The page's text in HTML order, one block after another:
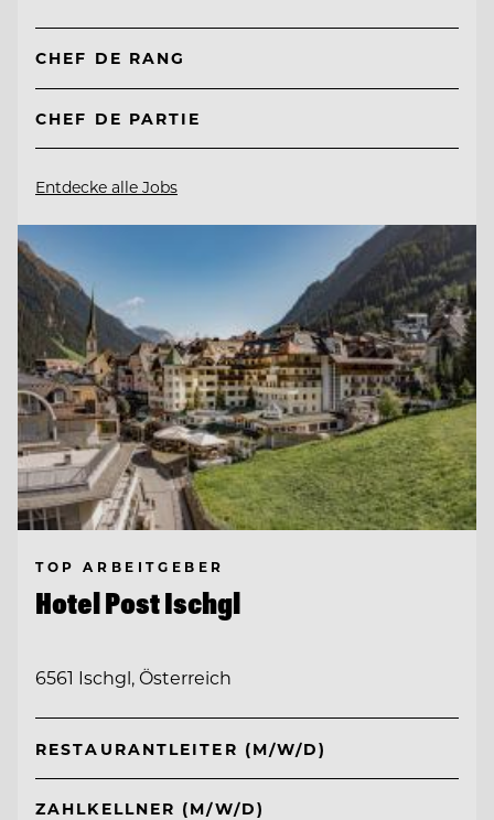
CHEF DE RANG
CHEF DE PARTIE
Entdecke alle Jobs
TOP ARBEITGEBER
Hotel Post Ischgl
6561 Ischgl, Österreich
RESTAURANTLEITER (M/W/D)
ZAHLKELLNER (M/W/D)